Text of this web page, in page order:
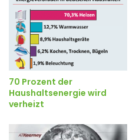
70 Prozent der
Haushaltsenergie wird
verheizt